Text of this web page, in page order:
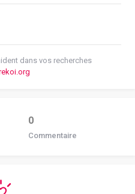
dans vos recherches
0
Commentaire